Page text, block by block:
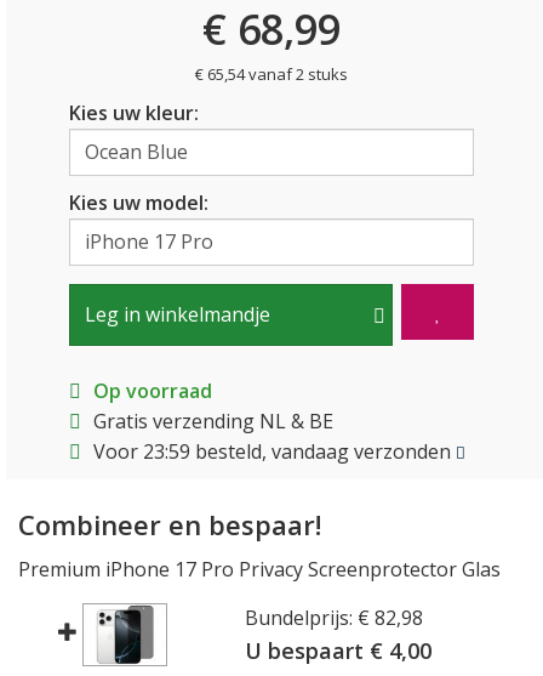
€ 68,99
€ 65,54 vanaf 2 stuks
Kies uw kleur:
Kies uw model:
Leg in winkelmandje
Op voorraad
Gratis verzending NL & BE
Voor 23:59 besteld, vandaag verzonden
Combineer en bespaar!
Premium iPhone 17 Pro Privacy Screenprotector Glas
Bundelprijs: € 82,98
U bespaart € 4,00